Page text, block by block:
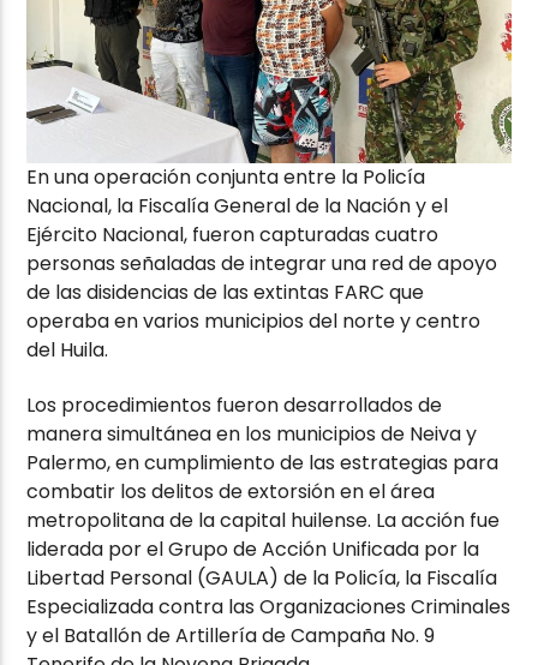
En una operación conjunta entre la Policía
Nacional, la Fiscalía General de la Nación y el
Ejército Nacional, fueron capturadas cuatro
personas señaladas de integrar una red de apoyo
de las disidencias de las extintas FARC que
operaba en varios municipios del norte y centro
del Huila.
Los procedimientos fueron desarrollados de
manera simultánea en los municipios de Neiva y
Palermo, en cumplimiento de las estrategias para
combatir los delitos de extorsión en el área
metropolitana de la capital huilense. La acción fue
liderada por el Grupo de Acción Unificada por la
Libertad Personal (GAULA) de la Policía, la Fiscalía
Especializada contra las Organizaciones Criminales
y el Batallón de Artillería de Campaña No. 9